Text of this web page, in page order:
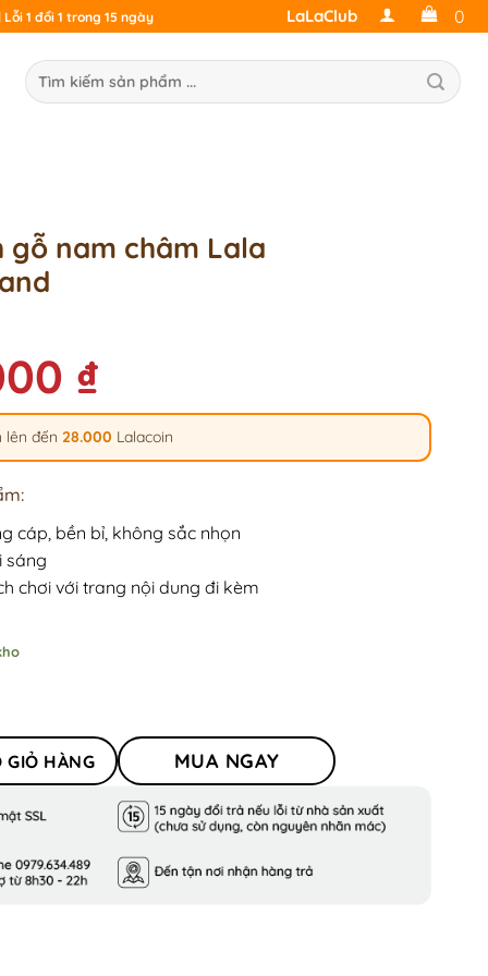
1 đổi 1 trong 15 ngày LaLaClub 0
gỗ nam châm Lala
₫
lên đến 28.000 Lalacoin
cáp, bền bỉ, không sắc nhọn
sáng
chơi với trang nội dung đi kèm
động tinh và kích thích trí tưởng tượng
GIỎ HÀNG MUA NGAY